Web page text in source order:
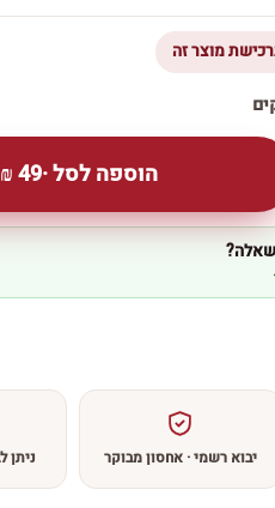
הוספה לסל ·49
₪
שאלה?
יבוא רשמי · אחסון מבוקר ניתן